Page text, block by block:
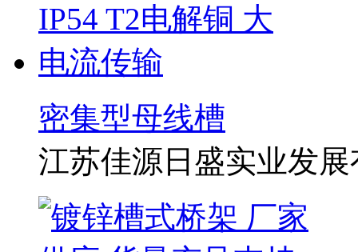
密集型母线槽
江苏佳源日盛实业发